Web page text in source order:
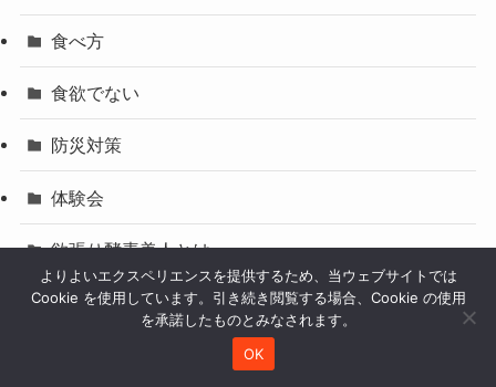
食べ方
食欲でない
防災対策
体験会
欲張り酵素美人とは
人気記事おまとめ
よりよいエクスペリエンスを提供するため、当ウェブサイトでは
Cookie を使用しています。引き続き閲覧する場合、Cookie の使用
を承諾したものとみなされます。
OK